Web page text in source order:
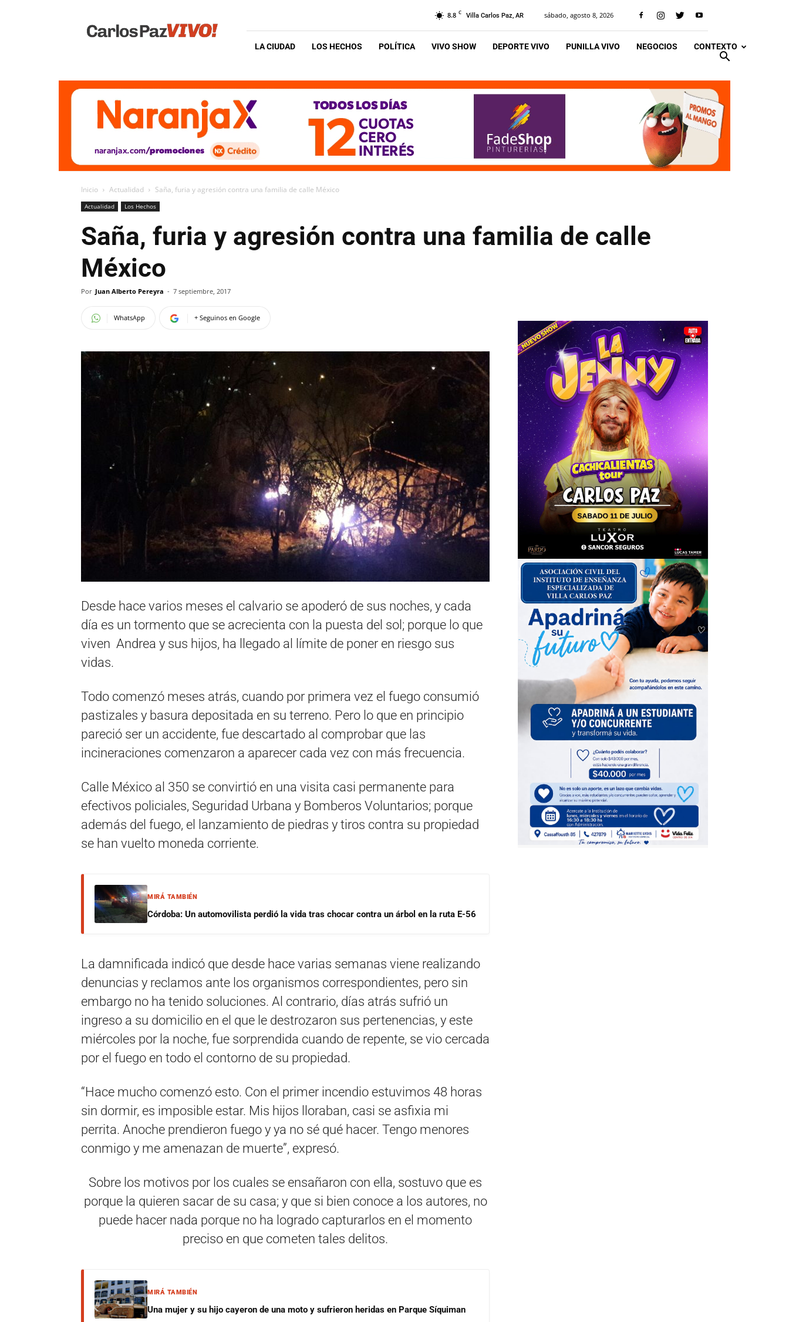
Vivo
8.8 C Villa Carlos Paz, AR sábado, agosto 8, 2026
LA CIUDAD LOS HECHOS POLÍTICA VIVO SHOW DEPORTE VIVO PUNILLA VIVO NEGOCIOS CONTEXTO
Inicio Actualidad Saña, furia y agresión contra una familia de calle México
Actualidad Los Hechos
Saña, furia y agresión contra una familia de calle
México
Por Juan Alberto Pereyra - 7 septiembre, 2017
WhatsApp + Seguinos en Google
Desde hace varios meses el calvario se apoderó de sus noches, y cada
día es un tormento que se acrecienta con la puesta del sol; porque lo que
viven Andrea y sus hijos, ha llegado al límite de poner en riesgo sus
vidas.
Todo comenzó meses atrás, cuando por primera vez el fuego consumió
pastizales y basura depositada en su terreno. Pero lo que en principio
pareció ser un accidente, fue descartado al comprobar que las
incineraciones comenzaron a aparecer cada vez con más frecuencia.
Calle México al 350 se convirtió en una visita casi permanente para
efectivos policiales, Seguridad Urbana y Bomberos Voluntarios; porque
además del fuego, el lanzamiento de piedras y tiros contra su propiedad
se han vuelto moneda corriente.
MIRÁ TAMBIÉN
Córdoba: Un automovilista perdió la vida tras chocar contra un árbol en la ruta E-56
La damnificada indicó que desde hace varias semanas viene realizando
denuncias y reclamos ante los organismos correspondientes, pero sin
embargo no ha tenido soluciones. Al contrario, días atrás sufrió un
ingreso a su domicilio en el que le destrozaron sus pertenencias, y este
miércoles por la noche, fue sorprendida cuando de repente, se vio cercada
por el fuego en todo el contorno de su propiedad.
“Hace mucho comenzó esto. Con el primer incendio estuvimos 48 horas
sin dormir, es imposible estar. Mis hijos lloraban, casi se asfixia mi
perrita. Anoche prendieron fuego y ya no sé qué hacer. Tengo menores
conmigo y me amenazan de muerte”, expresó.
Sobre los motivos por los cuales se ensañaron con ella, sostuvo que es
porque la quieren sacar de su casa; y que si bien conoce a los autores, no
puede hacer nada porque no ha logrado capturarlos en el momento
preciso en que cometen tales delitos.
MIRÁ TAMBIÉN
Una mujer y su hijo cayeron de una moto y sufrieron heridas en Parque Síquiman